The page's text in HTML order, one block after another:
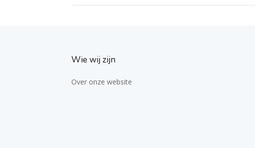
Wie wij zijn
Over onze website